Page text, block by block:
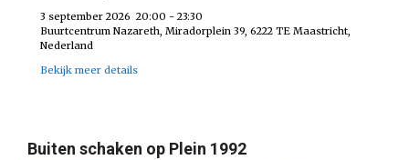
3 september 2026 20:00 - 23:30
Buurtcentrum Nazareth, Miradorplein 39, 6222 TE Maastricht,
Nederland
Bekijk meer details
Buiten schaken op Plein 1992